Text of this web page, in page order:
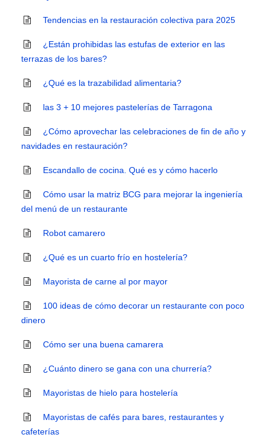
Tendencias en la restauración colectiva para 2025
¿Están prohibidas las estufas de exterior en las
terrazas de los bares?
¿Qué es la trazabilidad alimentaria?
las 3 + 10 mejores pastelerías de Tarragona
¿Cómo aprovechar las celebraciones de fin de año y
navidades en restauración?
Escandallo de cocina. Qué es y cómo hacerlo
Cómo usar la matriz BCG para mejorar la ingeniería
del menú de un restaurante
Robot camarero
¿Qué es un cuarto frío en hostelería?
Mayorista de carne al por mayor
100 ideas de cómo decorar un restaurante con poco
dinero
Cómo ser una buena camarera
¿Cuánto dinero se gana con una churrería?
Mayoristas de hielo para hostelería
Mayoristas de cafés para bares, restaurantes y
cafeterías